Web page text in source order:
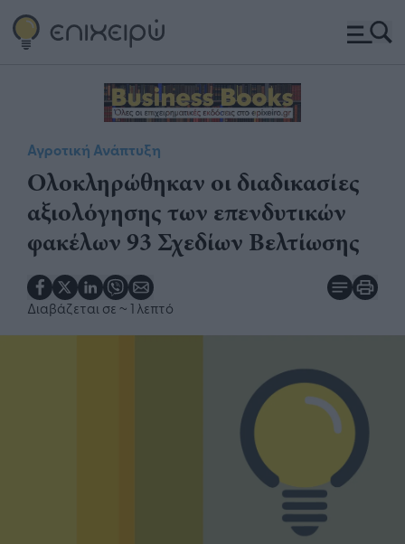
Αγροτική Ανάπτυξη
Ολοκληρώθηκαν οι διαδικασίες
αξιολόγησης των επενδυτικών
φακέλων 93 Σχεδίων Βελτίωσης
Διαβάζεται σε ~ 1 λεπτό